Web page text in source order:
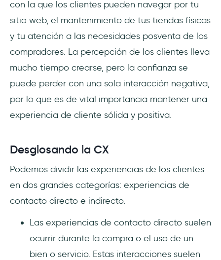
con la que los clientes pueden navegar por tu
sitio web, el mantenimiento de tus tiendas físicas
y tu atención a las necesidades posventa de los
compradores. La percepción de los clientes lleva
mucho tiempo crearse, pero la confianza se
puede perder con una sola interacción negativa,
por lo que es de vital importancia mantener una
experiencia de cliente sólida y positiva.
Desglosando la CX
Podemos dividir las experiencias de los clientes
en dos grandes categorías: experiencias de
contacto directo e indirecto.
Las experiencias de contacto directo suelen
ocurrir durante la compra o el uso de un
bien o servicio. Estas interacciones suelen